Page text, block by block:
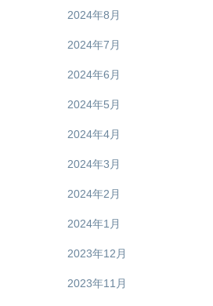
2024年8月
2024年7月
2024年6月
2024年5月
2024年4月
2024年3月
2024年2月
2024年1月
2023年12月
2023年11月